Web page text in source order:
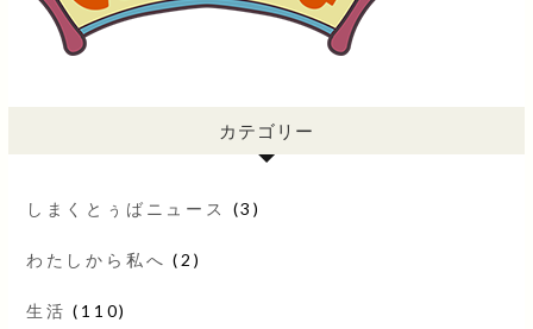
カテゴリー
しまくとぅばニュース (3)
わたしから私へ (2)
生活 (110)